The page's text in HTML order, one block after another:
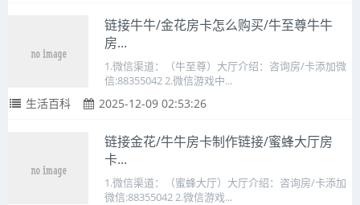
链接牛牛/金花房卡怎么购买/牛至尊牛牛
房...
1.微信渠道：（牛至尊）大厅介绍：咨询房/卡添加微
信:88355042 2.微信游戏中...
生活百科 2025-12-09 02:53:26
链接金花/牛牛房卡制作链接/蜜蜂大厅房
卡...
1.微信渠道：（蜜蜂大厅）大厅介绍：咨询房/卡添加
微信:88355042 2.微信游戏...